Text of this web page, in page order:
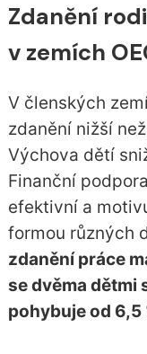
Zdanění
v zemích
V členských
zdanění nižší
Výchova dětí
Finanční
efektivní a
formou různých
zdanění práce
se dvěma dětmi
pohybuje od 6,5